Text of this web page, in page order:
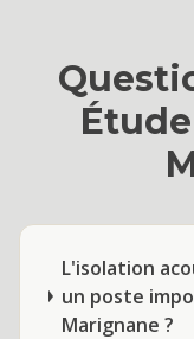
L'isolation
un poste
Marignane ?